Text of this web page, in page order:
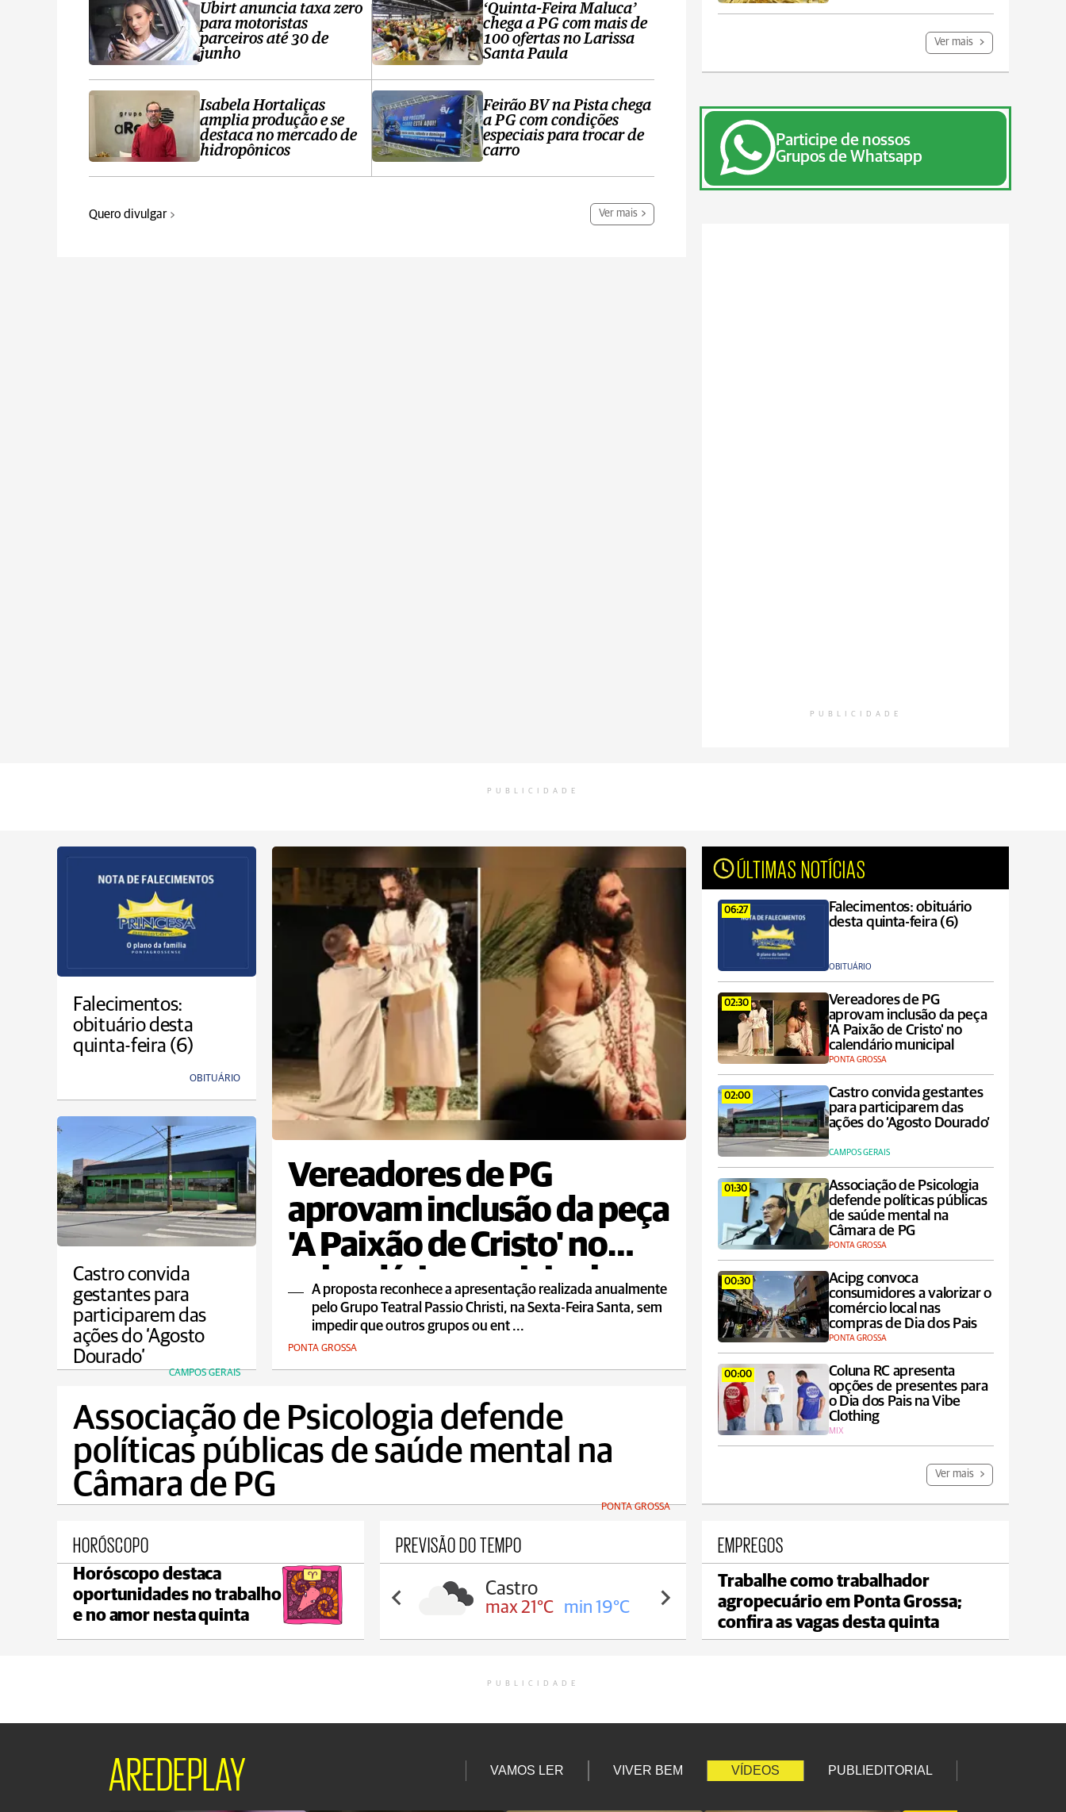
Ubirt anuncia taxa zero
para motoristas
parceiros até 30 de
junho
Isabela Hortaliças
amplia produção e se
destaca no mercado de
hidropônicos
‘Quinta-Feira Maluca’
chega a PG com mais de
100 ofertas no Larissa
Santa Paula
Feirão BV na Pista chega
a PG com condições
especiais para trocar de
carro
Quero divulgar Ver mais
Ver mais
Participe de nossos
Grupos de Whatsapp
PUBLICIDADE
PUBLICIDADE
Falecimentos:
obituário desta
quinta-feira (6)
OBITUÁRIO
Vereadores de PG
aprovam inclusão da peça
'A Paixão de Cristo' no
calendário municipal
A proposta reconhece a apresentação realizada anualmente
pelo Grupo Teatral Passio Christi, na Sexta-Feira Santa, sem
impedir que outros grupos ou ent ...
PONTA GROSSA
ÚLTIMAS NOTÍCIAS
06:27
Falecimentos: obituário
desta quinta-feira (6)
OBITUÁRIO
02:30
Vereadores de PG
aprovam inclusão da peça
'A Paixão de Cristo' no
calendário municipal
PONTA GROSSA
02:00
Castro convida gestantes
para participarem das
ações do ‘Agosto Dourado’
CAMPOS GERAIS
01:30
Associação de Psicologia
defende políticas públicas
de saúde mental na
Câmara de PG
PONTA GROSSA
00:30
Acipg convoca
consumidores a valorizar o
comércio local nas
compras de Dia dos Pais
PONTA GROSSA
00:00
Coluna RC apresenta
opções de presentes para
o Dia dos Pais na Vibe
Clothing
MIX
Ver mais
Castro convida
gestantes para
participarem das
ações do ‘Agosto
Dourado’
CAMPOS GERAIS
Associação de Psicologia defende
políticas públicas de saúde mental na
Câmara de PG
PONTA GROSSA
HORÓSCOPO
Horóscopo destaca
oportunidades no trabalho
e no amor nesta quinta
PREVISÃO DO TEMPO
Ponta Grossa
max 20°C min 17°C
Castro
max 21°C min 19°C
Carambeí
max 21°C min 18°C
EMPREGOS
Trabalhe como trabalhador
agropecuário em Ponta Grossa;
confira as vagas desta quinta
PUBLICIDADE
AREDEPLAY VAMOS LER VIVER BEM VÍDEOS PUBLIEDITORIAL